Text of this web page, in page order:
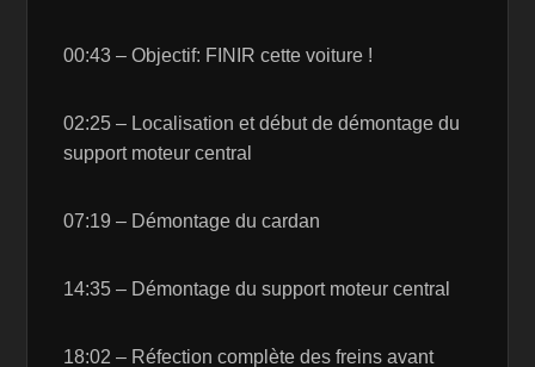
00:43 – Objectif: FINIR cette voiture !
02:25 – Localisation et début de démontage du
support moteur central
07:19 – Démontage du cardan
14:35 – Démontage du support moteur central
18:02 – Réfection complète des freins avant